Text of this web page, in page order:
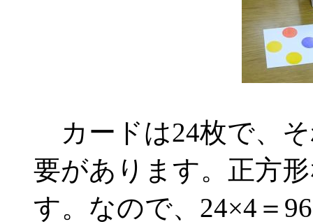
カードは24枚で、
要があります。正方
す。なので、24×4＝